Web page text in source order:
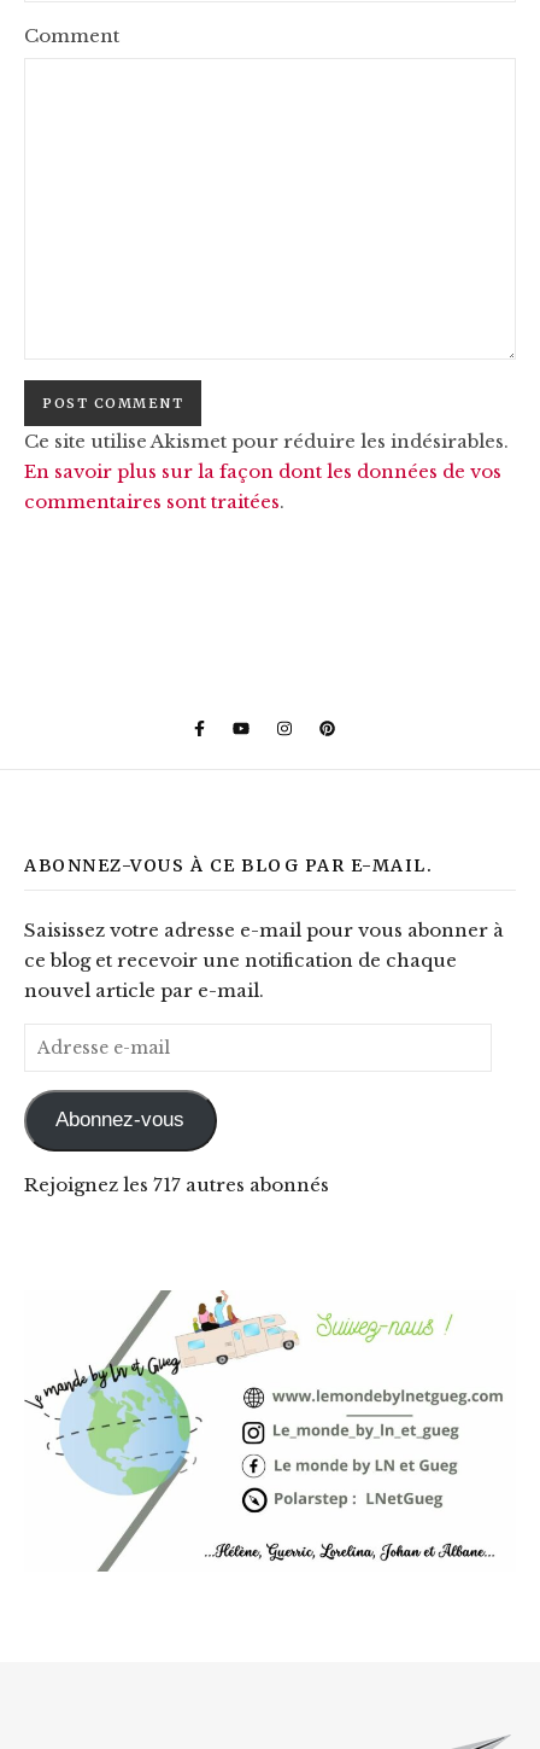
Comment
Ce site utilise Akismet pour réduire les indésirables.
En savoir plus sur la façon dont les données de vos
commentaires sont traitées.
ABONNEZ-VOUS À CE BLOG PAR E-MAIL.
Saisissez votre adresse e-mail pour vous abonner à
ce blog et recevoir une notification de chaque
nouvel article par e-mail.
Adresse e-mail
Abonnez-vous
Rejoignez les 717 autres abonnés